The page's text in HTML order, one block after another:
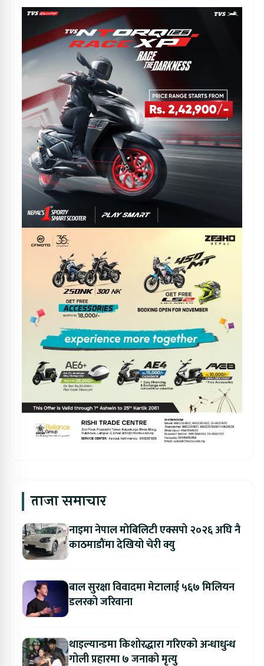
ताजा समाचार
नाइमा नेपाल मोबिलिटी एक्सपो २०२६ अघि नै
काठमाडौंमा देखियो चेरी क्यु
बाल सुरक्षा विवादमा मेटालाई ५६७ मिलियन
डलरको जरिवाना
थाइल्यान्डमा किशोरद्धारा गरिएको अन्धाधुन्ध
गोली प्रहारमा ७ जनाको मृत्यु